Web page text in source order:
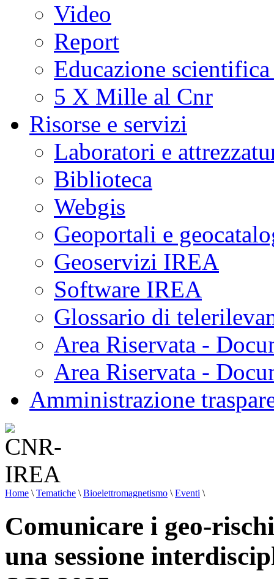
Video
Report
Educazione
5 X Mille al Cnr
Risorse e servizi
Laboratori e
Biblioteca
Webgis
Geoportali e
Geoservizi IREA
Software IREA
Glossario di
Area Riservata -
Area Riservata -
Amministrazione
Home \ Tematiche \ Bioelettromagnetismo \ Eventi \
Comunicare i geo-
una sessione